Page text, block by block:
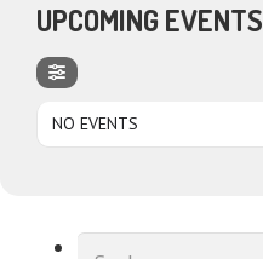
UPCOMING EVENTS
NO EVENTS